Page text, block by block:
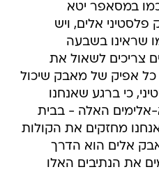
במסאפר יטא
פלסטיני אלים, ויש
שראינו בשבעה
צריכים לשאול את
כל אפיק של מאבק שיכול
כי ברגע שאנחנו
אלימים האלה - בבית
מחזקים את הקולות
אלים הוא הדרך
את הנתיבים האלו